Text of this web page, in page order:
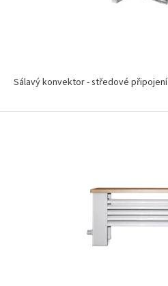
Sálavý konvektor - středové připojení